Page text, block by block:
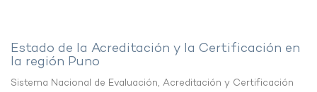
Estado de la Acreditación y la Certificación en
la región Puno
Sistema Nacional de Evaluación, Acreditación y Certificación